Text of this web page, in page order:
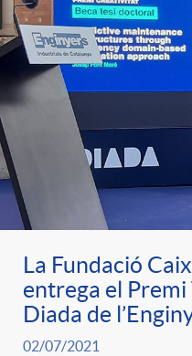
La Fundació
entrega el
Diada de
02/07/2021